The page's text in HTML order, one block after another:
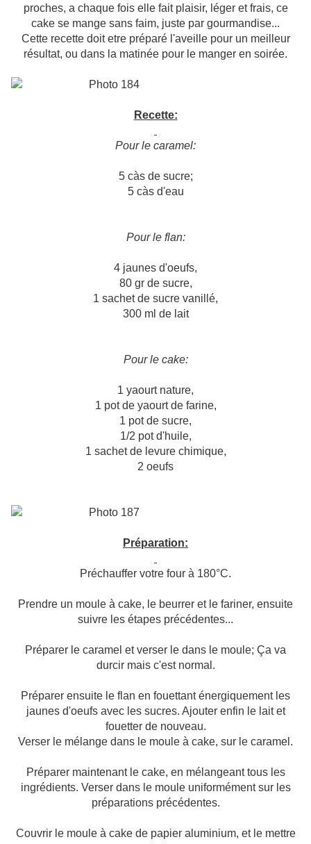
proches, a chaque fois elle fait plaisir, léger et frais, ce
cake se mange sans faim, juste par gourmandise...
Cette recette doit etre préparé l'aveille pour un meilleur
résultat, ou dans la matinée pour le manger en soirée.
Recette:
Pour le caramel:
5 càs de sucre;
5 càs d'eau
Pour le flan:
4 jaunes d'oeufs,
80 gr de sucre,
1 sachet de sucre vanillé,
300 ml de lait
Pour le cake:
1 yaourt nature,
1 pot de yaourt de farine,
1 pot de sucre,
1/2 pot d'huile,
1 sachet de levure chimique,
2 oeufs
Préparation:
Préchauffer votre four à 180°C.
Prendre un moule à cake, le beurrer et le fariner, ensuite
suivre les étapes précédentes...
Préparer le caramel et verser le dans le moule; Ça va
durcir mais c'est normal.
Préparer ensuite le flan en fouettant énergiquement les
jaunes d'oeufs avec les sucres. Ajouter enfin le lait et
fouetter de nouveau.
Verser le mélange dans le moule à cake, sur le caramel.
Préparer maintenant le cake, en mélangeant tous les
ingrédients. Verser dans le moule uniformément sur les
préparations précédentes.
Couvrir le moule à cake de papier aluminium, et le mettre